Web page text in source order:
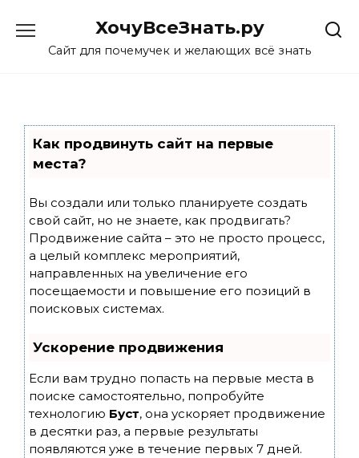
content
ХочуВсеЗнать.ру
Сайт для почемучек и желающих всё знать
Как продвинуть сайт на первые
места?
Вы создали или только планируете создать
свой сайт, но не знаете, как продвигать?
Продвижение сайта – это не просто процесс,
а целый комплекс мероприятий,
направленных на увеличение его
посещаемости и повышение его позиций в
поисковых системах.
Ускорение продвижения
Если вам трудно попасть на первые места в
поиске самостоятельно, попробуйте
технологию Буст, она ускоряет продвижение
в десятки раз, а первые результаты
появляются уже в течение первых 7 дней.